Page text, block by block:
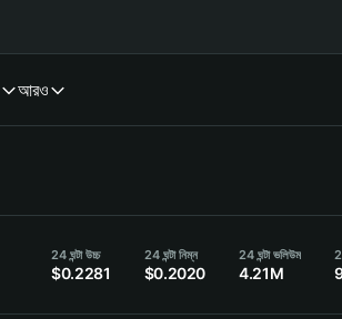
আরও
24 ঘন্টা উচ্চ
$0.2281
24 ঘন্টা নিম্ন
$0.2020
24 ঘন্টা ভলিউম
4.21M